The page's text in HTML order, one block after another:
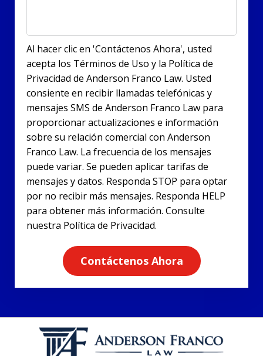
Al hacer clic en 'Contáctenos Ahora', usted
acepta los Términos de Uso y la Política de
Privacidad de Anderson Franco Law. Usted
consiente en recibir llamadas telefónicas y
mensajes SMS de Anderson Franco Law para
proporcionar actualizaciones e información
sobre su relación comercial con Anderson
Franco Law. La frecuencia de los mensajes
puede variar. Se pueden aplicar tarifas de
mensajes y datos. Responda STOP para optar
por no recibir más mensajes. Responda HELP
para obtener más información. Consulte
nuestra Política de Privacidad.
Contáctenos Ahora